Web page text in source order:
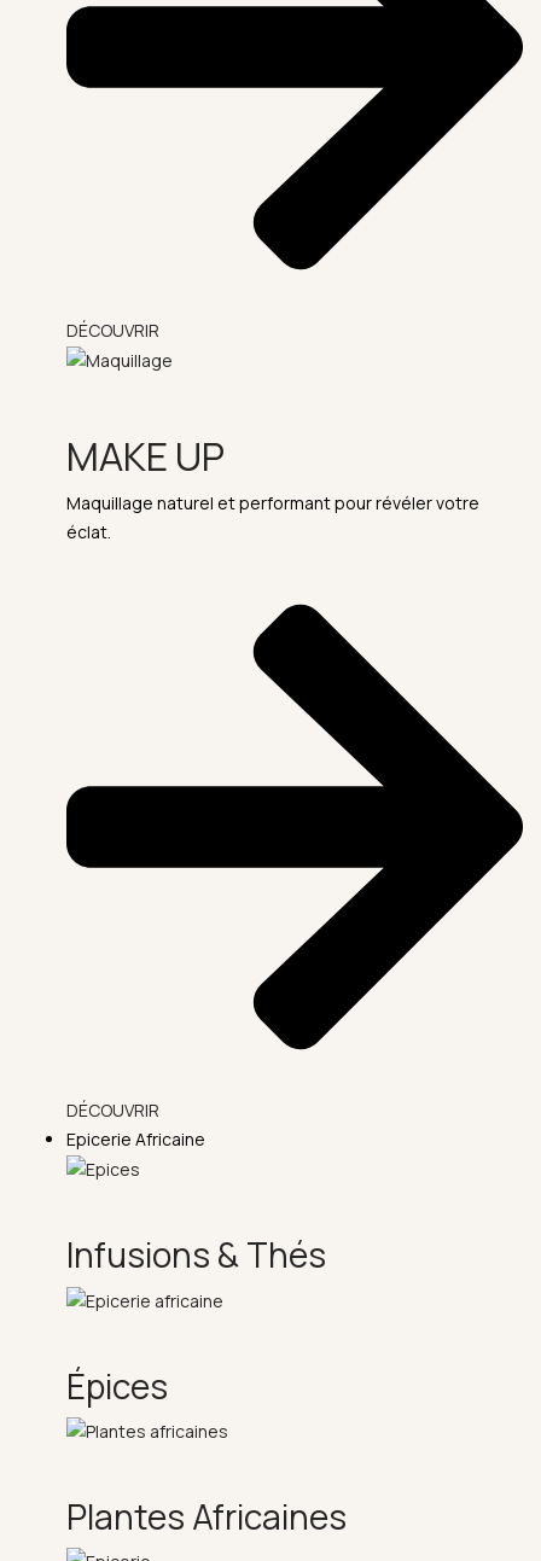
DÉCOUVRIR
MAKE UP
Maquillage naturel et performant pour révéler votre
éclat.
DÉCOUVRIR
Epicerie Africaine
Infusions & Thés
Épices
Plantes Africaines